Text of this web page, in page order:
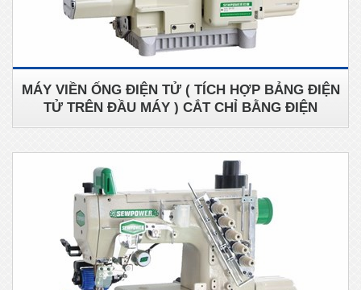
MÁY VIỀN ỐNG ĐIỆN TỬ ( TÍCH HỢP BẢNG ĐIỆN
TỬ TRÊN ĐẦU MÁY ) CẮT CHỈ BẰNG ĐIỆN
SEWPOWER SP-787-CB356/EST/DS